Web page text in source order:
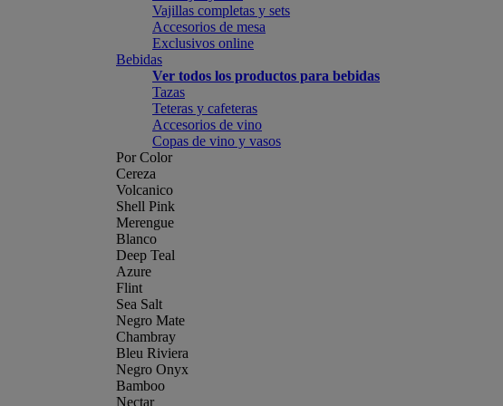
Vajillas completas y sets
Accesorios de mesa
Exclusivos online
Bebidas
Ver todos los productos para bebidas
Tazas
Teteras y cafeteras
Accesorios de vino
Copas de vino y vasos
Por Color
Cereza
Volcanico
Shell Pink
Merengue
Blanco
Deep Teal
Azure
Flint
Sea Salt
Negro Mate
Chambray
Bleu Riviera
Negro Onyx
Bamboo
Nectar